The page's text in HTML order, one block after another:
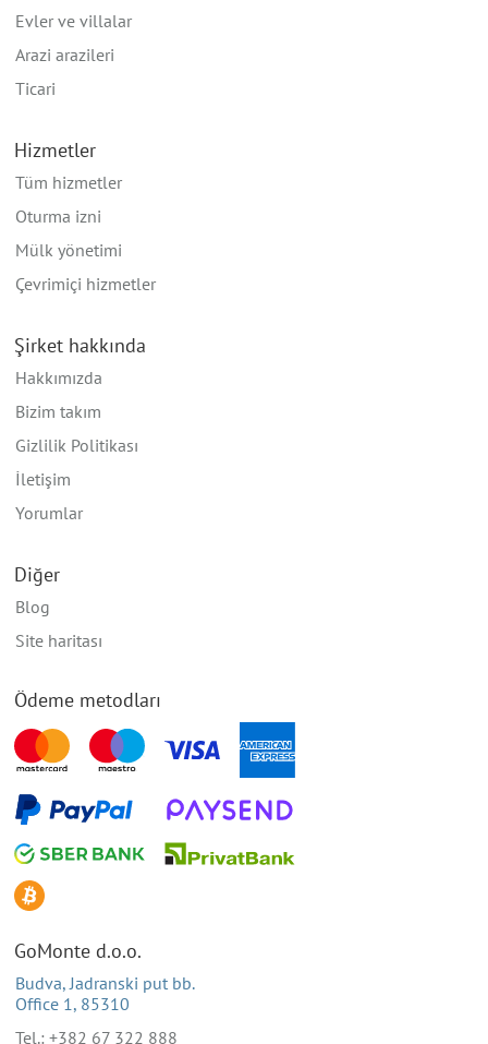
Evler ve villalar
Arazi arazileri
Ticari
Hizmetler
Tüm hizmetler
Oturma izni
Mülk yönetimi
Çevrimiçi hizmetler
Şirket hakkında
Hakkımızda
Bizim takım
Gizlilik Politikası
İletişim
Yorumlar
Diğer
Blog
Site haritası
Ödeme metodları
GoMonte d.o.o.
Budva, Jadranski put bb.
Office 1, 85310
Tel.: +382 67 322 888